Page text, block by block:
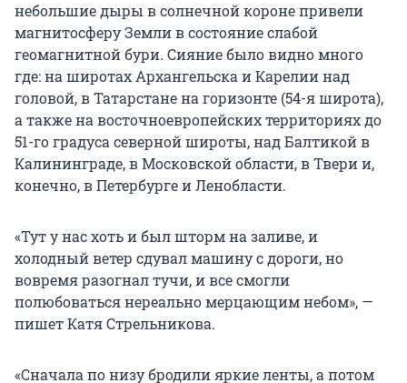
небольшие дыры в солнечной короне привели
магнитосферу Земли в состояние слабой
геомагнитной бури. Сияние было видно много
где: на широтах Архангельска и Карелии над
головой, в Татарстане на горизонте (54-я широта),
а также на восточноевропейских территориях до
51-го градуса северной широты, над Балтикой в
Калининграде, в Московской области, в Твери и,
конечно, в Петербурге и Ленобласти.
«Тут у нас хоть и был шторм на заливе, и
холодный ветер сдувал машину с дороги, но
вовремя разогнал тучи, и все смогли
полюбоваться нереально мерцающим небом», —
пишет Катя Стрельникова.
«Сначала по низу бродили яркие ленты, а потом